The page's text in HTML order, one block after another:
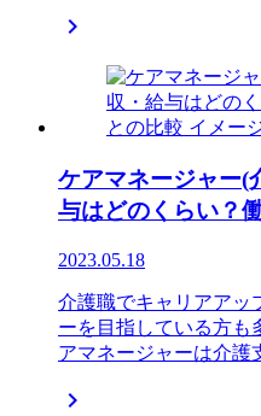

ケアマネージャー(
与はどのくらい？
2023.05.18
介護職でキャリアアッ
ーを目指している方も
アマネージャーは介護
